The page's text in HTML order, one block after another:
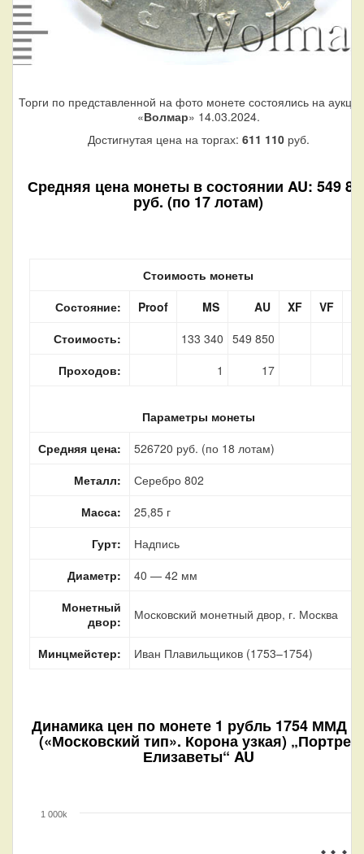
Торги по представленной на фото монете состоялись на
«Волмар» 14.03.2024.
Достигнутая цена на торгах: 611 110руб.
Средняя цена монеты в состоянии AU: 549
руб. (по 17 лотам)
Стоимость монеты
Состояние:
Proof MS AU XF VF
Стоимость:
133 340 549 850
Проходов:
1 17
Параметры монеты
Средняя цена:
526720 руб. (по 18 лотам)
Металл:
Серебро 802
Масса:
25,85 г
Гурт:
Надпись
Диаметр:
40 — 42 мм
Монетный
двор:
Московский монетный двор, г. Москва
Минцмейстер: Иван Плавильщиков (1753–1754)
Динамика цен по монете 1 рубль 1754 ММД ЕI
(«Московский тип». Корона узкая) „Портрет
Елизаветы“ AU
1 000k